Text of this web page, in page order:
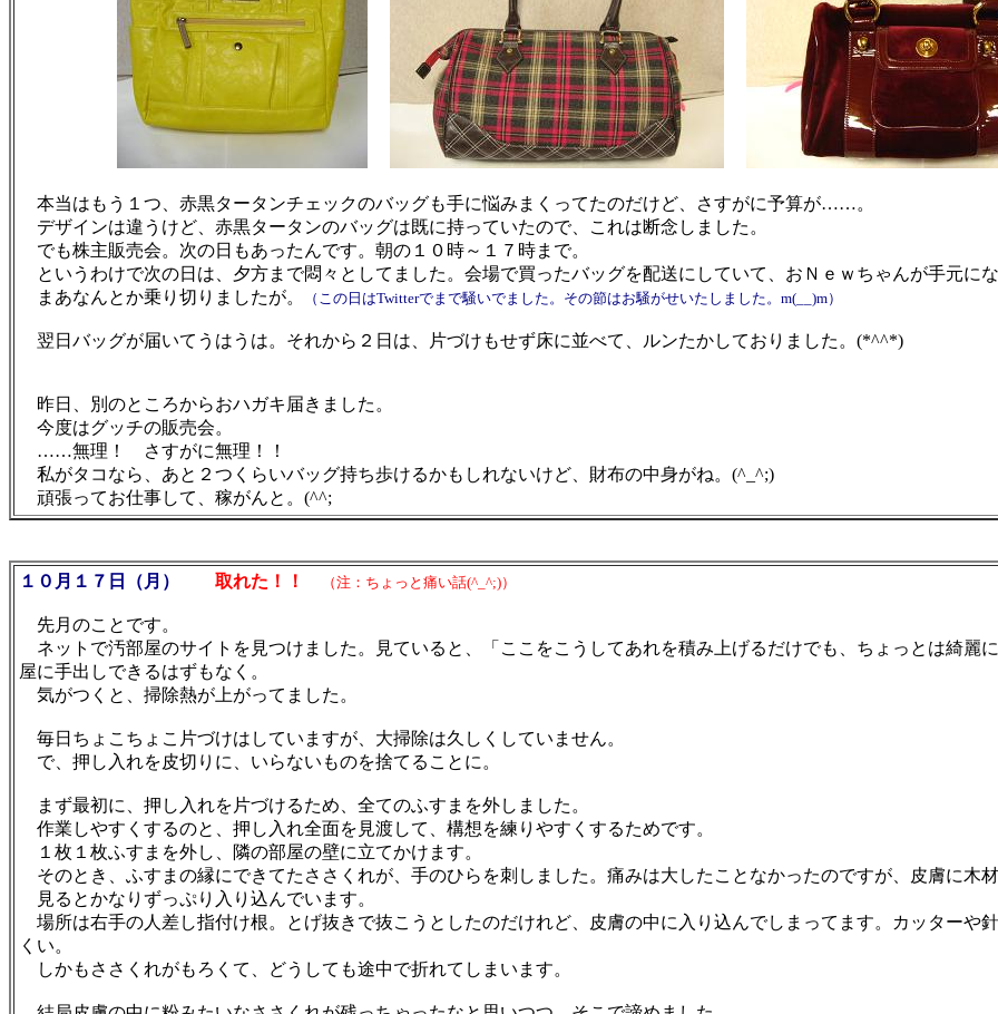
本当はもう１つ、赤黒タータンチェックのバッグも手に悩みまくってたのだけど、さすがに予算が……。
デザインは違うけど、赤黒タータンのバッグは既に持っていたので、これは断念しました。
でも株主販売会。次の日もあったんです。朝の１０時～１７時まで。
というわけで次の日は、夕方まで悶々としてました。会場で買ったバッグを配送にしていて、おＮｅｗちゃんが手元にな
まあなんとか乗り切りましたが。
（この日はTwitterでまで騒いでました。その節はお騒がせいたしました。m(__)m）
翌日バッグが届いてうはうは。それから２日は、片づけもせず床に並べて、ルンたかしておりました。(*^^*)
昨日、別のところからおハガキ届きました。
今度はグッチの販売会。
……無理！ さすがに無理！！
私がタコなら、あと２つくらいバッグ持ち歩けるかもしれないけど、財布の中身がね。(^_^;)
頑張ってお仕事して、稼がんと。(^^;ゞ
１０月１７日（月） 取れた！！ （注：ちょっと痛い話(^_^;)）
先月のことです。
ネットで汚部屋のサイトを見つけました。見ていると、「ここをこうしてあれを積み上げるだけでも、ちょっとは綺
屋に手出しできるはずもなく。
気がつくと、掃除熱が上がってました。
毎日ちょこちょこ片づけはしていますが、大掃除は久しくしていません。
で、押し入れを皮切りに、いらないものを捨てることに。
まず最初に、押し入れを片づけるため、全てのふすまを外しました。
作業しやすくするのと、押し入れ全面を見渡して、構想を練りやすくするためです。
１枚１枚ふすまを外し、隣の部屋の壁に立てかけます。
そのとき、ふすまの縁にできてたささくれが、手のひらを刺しました。痛みは大したことなかったのですが、皮膚に木材
見るとかなりずっぷり入り込んでいます。
場所は右手の人差し指付け根。とげ抜きで抜こうとしたのだけれど、皮膚の中に入り込んでしまってます。カッターや
くい。
しかもささくれがもろくて、どうしても途中で折れてしまいます。